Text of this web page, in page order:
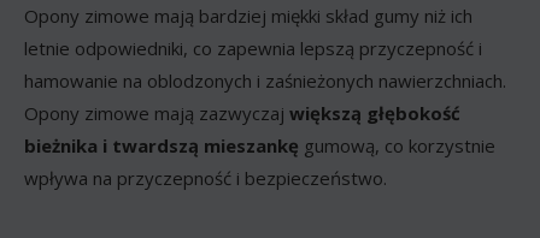
Opony zimowe mają bardziej miękki skład gumy niż ich
letnie odpowiedniki, co zapewnia lepszą przyczepność i
hamowanie na oblodzonych i zaśnieżonych nawierzchniach.
Opony zimowe mają zazwyczaj większą głębokość
bieżnika i twardszą mieszankę gumową, co korzystnie
wpływa na przyczepność i bezpieczeństwo.